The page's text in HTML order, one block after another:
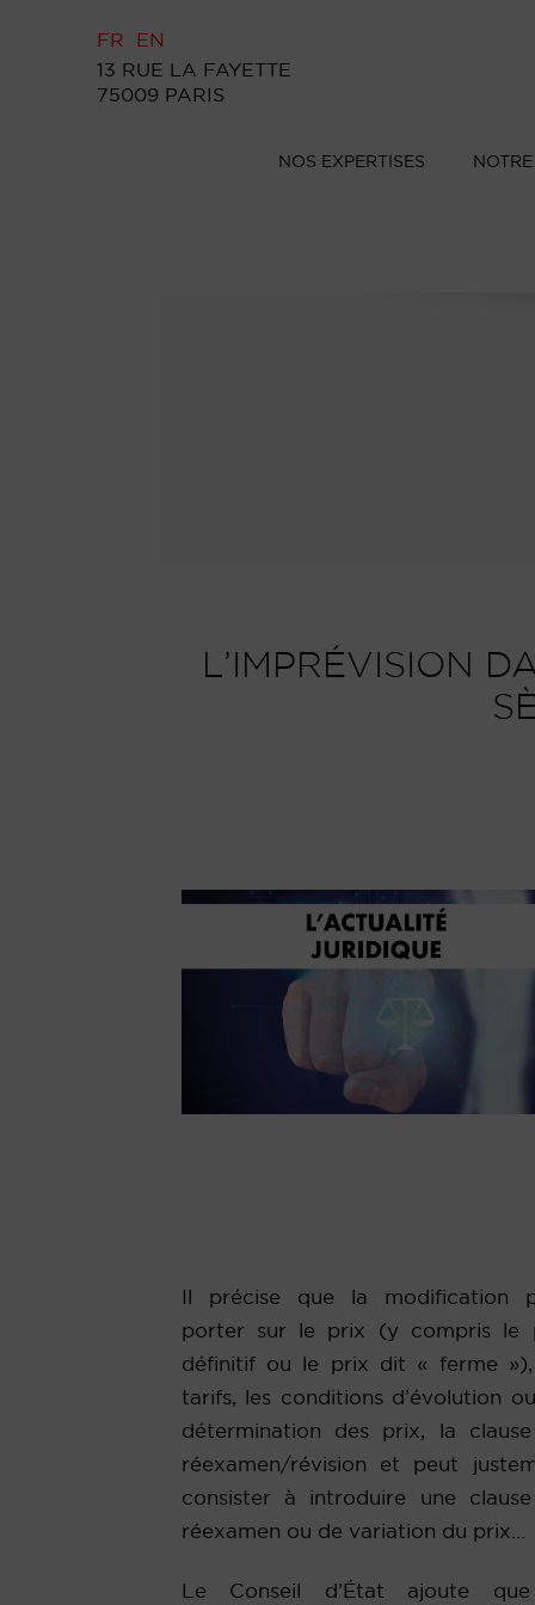
FR
EN
13 RUE LA FAYETTE
75009 PARIS
NOS EXPERTISES
L’IMPRÉVISION
Il précise que la modification
porter sur le prix (y compris le
définitif ou le prix dit « ferme
tarifs, les conditions d’évolution
détermination des prix, la
réexamen/révision et peut
consister à introduire une
réexamen ou de variation du prix…
Le Conseil d’État ajoute